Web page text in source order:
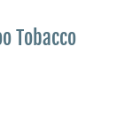
Tobacco